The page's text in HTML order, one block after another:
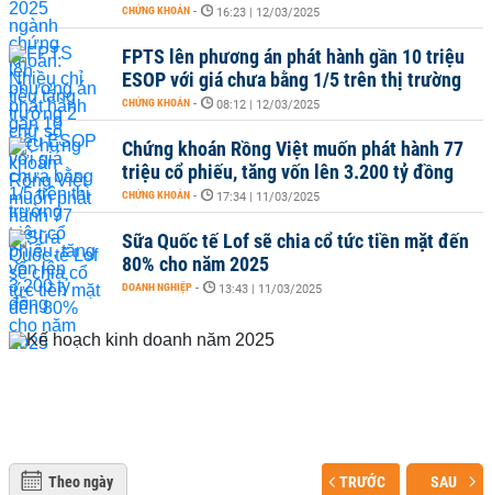
CHỨNG KHOÁN - 16:23 | 12/03/2025
FPTS lên phương án phát hành gần 10 triệu
ESOP với giá chưa bằng 1/5 trên thị trường
CHỨNG KHOÁN - 08:12 | 12/03/2025
Chứng khoán Rồng Việt muốn phát hành 77
triệu cổ phiếu, tăng vốn lên 3.200 tỷ đồng
CHỨNG KHOÁN - 17:34 | 11/03/2025
Sữa Quốc tế Lof sẽ chia cổ tức tiền mặt đến
80% cho năm 2025
DOANH NGHIỆP - 13:43 | 11/03/2025
Theo ngày TRƯỚC SAU